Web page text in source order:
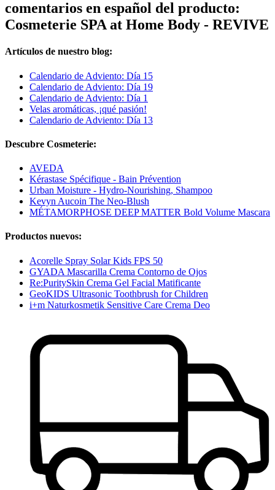
comentarios en español del producto:
Cosmeterie SPA at Home Body - REVIVE
Artículos de nuestro blog:
Calendario de Adviento: Día 15
Calendario de Adviento: Día 19
Calendario de Adviento: Día 1
Velas aromáticas, ¡qué pasión!
Calendario de Adviento: Día 13
Descubre Cosmeterie:
AVEDA
Kérastase Spécifique - Bain Prévention
Urban Moisture - Hydro-Nourishing, Shampoo
Kevyn Aucoin The Neo-Blush
MÉTAMORPHOSE DEEP MATTER Bold Volume Mascara
Productos nuevos:
Acorelle Spray Solar Kids FPS 50
GYADA Mascarilla Crema Contorno de Ojos
Re:PuritySkin Crema Gel Facial Matificante
GeoKIDS Ultrasonic Toothbrush for Children
i+m Naturkosmetik Sensitive Care Crema Deo